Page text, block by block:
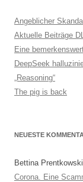
Angeblicher
Aktuelle Beiträge
Eine
DeepSeek
„Reasoning“
The pig is back
NEUESTE
Bettina Prentkowski
Corona. Eine